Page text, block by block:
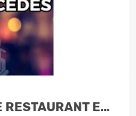
FONDO DE COMERCIO DE RESTAURANT EN L…